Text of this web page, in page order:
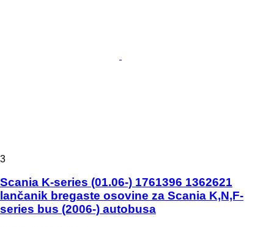
3
Scania K-series (01.06-) 1761396 1362621
lančanik bregaste osovine za Scania K,N,F-
series bus (2006-) autobusa